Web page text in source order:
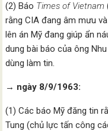
(2) Báo Times of Vietnam
rằng CIA đang âm mưu
lên án Mỹ đang giúp ẩn
dung bài báo của ông
dùng làm tin.
→ ngày 8/9/1963:
(1) Các báo Mỹ đăng tin
Tung (chủ lực tấn công